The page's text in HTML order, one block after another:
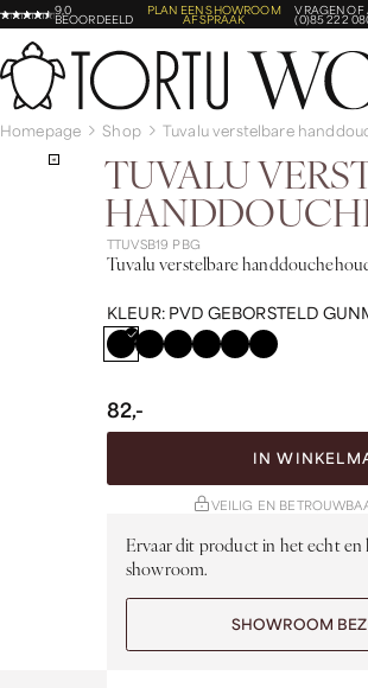
9,0
BEOORDEELD
PLAN EEN SHOWROOM
AFSPRAAK
VRAGEN OF
(0)85 222
Homepage Shop Tuvalu verstelbare
TUVALU
TTUVSB19 PBG
Tuvalu verstelbare
KLEUR: PVD GEBORSTELD
82,-
IN
VEILIG EN
Ervaar dit product in het echt en
showroom.
SHOWROOM